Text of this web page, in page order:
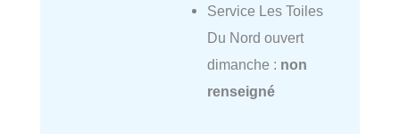
Service Les Toiles
Du Nord ouvert
dimanche : non
renseigné